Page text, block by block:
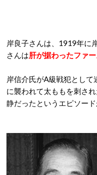
岸良子さんは、1919年に
さんは肝が据わったファ
岸信介氏がA級戦犯とし
に襲われて太ももを刺さ
静だったというエピソード